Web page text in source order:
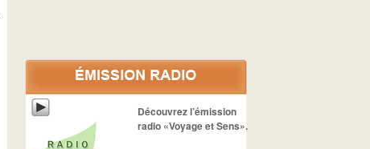
Découvrez l’émission
radio «Voyage et Sens».